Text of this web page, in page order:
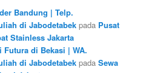
Bandung | Telp.
di Jabodetabek pada Pusat
Stainless Jakarta
Futura di Bekasi | WA.
di Jabodetabek padaSewa